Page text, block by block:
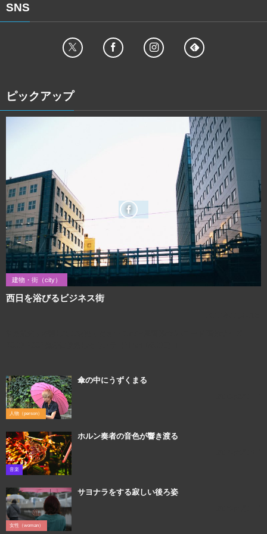
SNS
ピックアップ
建物・街（city）
西日を浴びるビジネス街
人物（person）
傘の中にうずくまる
音楽
ホルン奏者の音色が響き渡る
女性（woman）
サヨナラをする寂しい後ろ姿